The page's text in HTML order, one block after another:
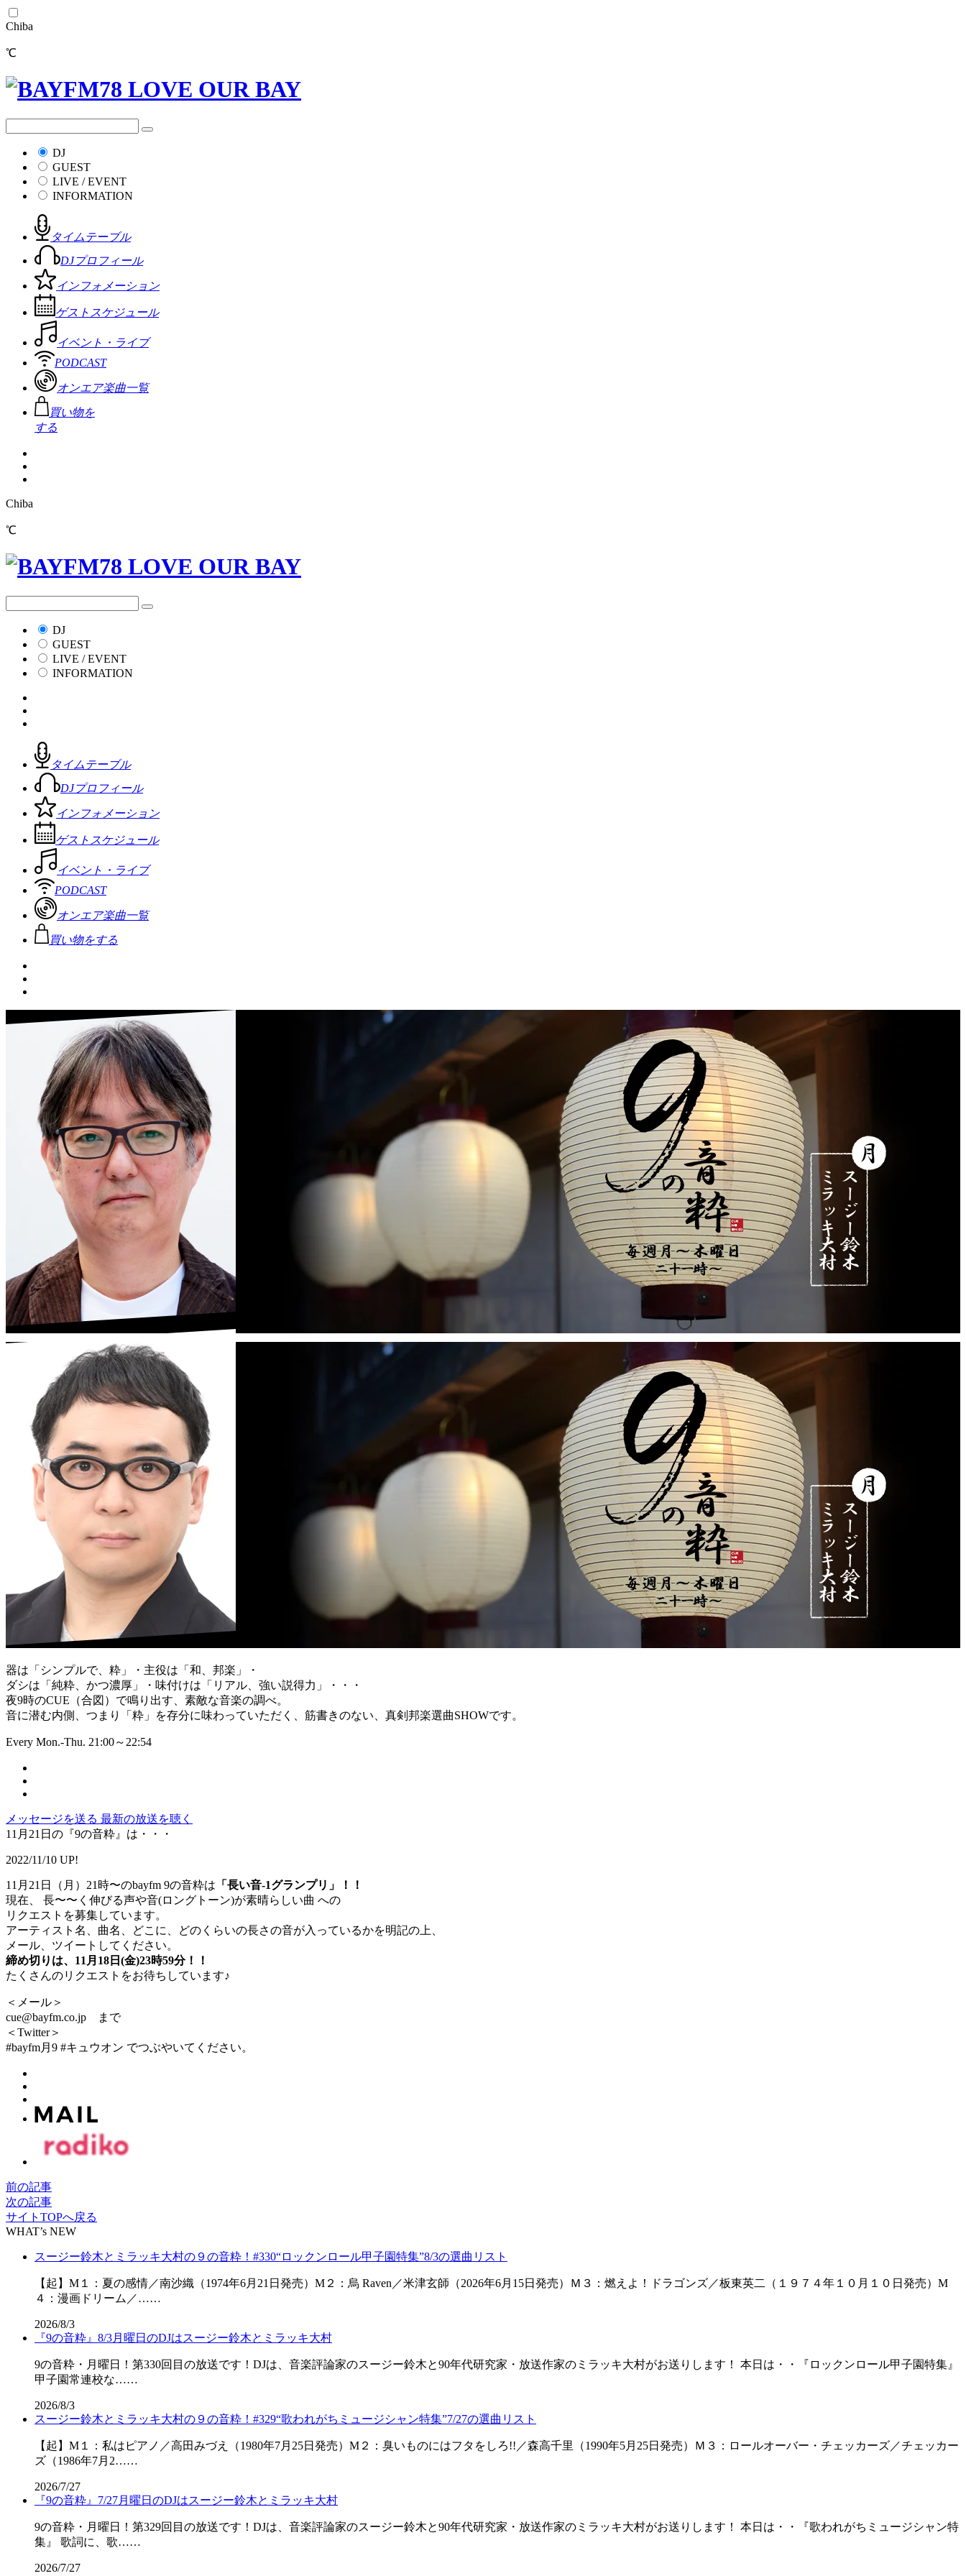
Chiba
℃
DJ
GUEST
LIVE / EVENT
INFORMATION
タイムテーブル
DJプロフィール
インフォメーション
ゲストスケジュール
イベント・ライブ
PODCAST
オンエア楽曲一覧
買い物を
する
Chiba
℃
DJ
GUEST
LIVE / EVENT
INFORMATION
タイムテーブル
DJプロフィール
インフォメーション
ゲストスケジュール
イベント・ライブ
PODCAST
オンエア楽曲一覧
買い物をする
器は「シンプルで、粋」・主役は「和、邦楽」・
ダシは「純粋、かつ濃厚」・味付けは「リアル、強い説得力」・・・
夜9時のCUE（合図）で鳴り出す、素敵な音楽の調べ。
音に潜む内側、つまり「粋」を存分に味わっていただく、筋書きのない、真剣邦楽選曲SHOWです。
Every Mon.-Thu. 21:00～22:54
メッセージを送る 最新の放送を聴く
11月21日の『9の音粋』は・・・
2022/11/10 UP!
11月21日（月）21時〜のbayfm 9の音粋は 「長い音-1グランプリ」！！
現在、 長〜〜く伸びる声や音(ロングトーン)が素晴らしい曲 への
リクエストを募集しています。
アーティスト名、曲名、どこに、どのくらいの長さの音が入っているかを明記の上、
メール、ツイートしてください。
締め切りは、11月18日(金)23時59分！！
たくさんのリクエストをお待ちしています♪
＜メール＞
cue@bayfm.co.jp まで
＜Twitter＞
#bayfm月9 #キュウオン でつぶやいてください。
前の記事
次の記事
サイトTOPへ戻る
WHAT’s NEW
スージー鈴木とミラッキ大村の９の音粋！#330“ロックンロール甲子園特集”8/3の選曲リスト
【起】M１：夏の感情／南沙織（1974年6月21日発売）M２：烏 Raven／米津玄師（2026年6月15日発売）Ｍ３：燃えよ！ドラゴンズ／板東英二（１９７４年１０月１０日発売）M
４：漫画ドリーム／……
2026/8/3
『9の音粋』8/3月曜日のDJはスージー鈴木とミラッキ大村
9の音粋・月曜日！第330回目の放送です！DJは、音楽評論家のスージー鈴木と90年代研究家・放送作家のミラッキ大村がお送りします！ 本日は・・『ロックンロール甲子園特集』
甲子園常連校な……
2026/8/3
スージー鈴木とミラッキ大村の９の音粋！#329“歌われがちミュージシャン特集”7/27の選曲リスト
【起】M１：私はピアノ／高田みづえ（1980年7月25日発売）M２：臭いものにはフタをしろ!!／森高千里（1990年5月25日発売）Ｍ３：ロールオーバー・チェッカーズ／チェッカー
ズ（1986年7月2……
2026/7/27
『9の音粋』7/27月曜日のDJはスージー鈴木とミラッキ大村
9の音粋・月曜日！第329回目の放送です！DJは、音楽評論家のスージー鈴木と90年代研究家・放送作家のミラッキ大村がお送りします！ 本日は・・『歌われがちミュージシャン特
集』 歌詞に、歌……
2026/7/27